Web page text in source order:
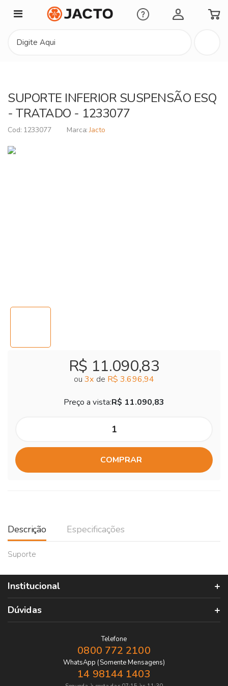
Minha Conta
SUPORTE INFERIOR SUSPENSÃO ESQ
- TRATADO - 1233077
1233077 Jacto
R$ 11.090,83
ou3x de R$ 3.696,94
Preço a vista:R$ 11.090,83
COMPRAR
Descrição Especificações
Suporte
Institucional
Dúvidas
Telefone
0800 772 2100
WhatsApp (Somente Mensagens)
14 98144 1403